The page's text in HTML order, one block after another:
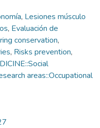
, Lesiones músculo
, Evaluación de
conservation,
, Risks prevention,
areas::Occupational